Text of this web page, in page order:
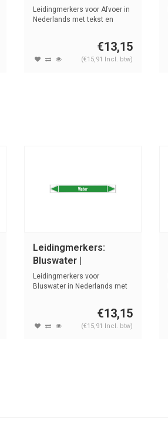
Water
Leidingmerkers voor Afvoer in
Nederlands met tekst en
€13,15
(€15,91 Incl. btw)
Leidingmerkers:
Bluswater |
Nederlands | Water
Leidingmerkers voor
Bluswater in Nederlands met
€13,15
(€15,91 Incl. btw)